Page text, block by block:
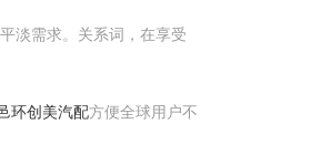
淡需求。关系词，在享受
环创美汽配方便全球用户不